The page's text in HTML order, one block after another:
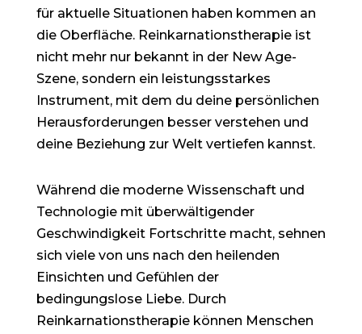
für aktuelle Situationen haben kommen an
die Oberfläche. Reinkarnationstherapie ist
nicht mehr nur bekannt in der New Age-
Szene, sondern ein leistungsstarkes
Instrument, mit dem du deine persönlichen
Herausforderungen besser verstehen und
deine Beziehung zur Welt vertiefen kannst.
Während die moderne Wissenschaft und
Technologie mit überwältigender
Geschwindigkeit Fortschritte macht, sehnen
sich viele von uns nach den heilenden
Einsichten und Gefühlen der
bedingungslose Liebe. Durch
Reinkarnationstherapie können Menschen